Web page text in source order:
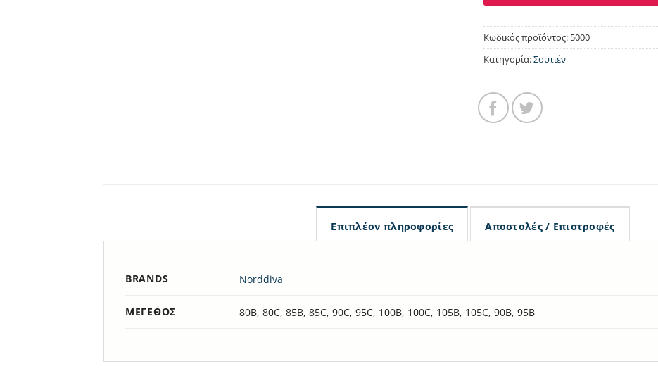
Κωδικός προϊόντος: 5000
Κατηγορία:Σουτιέν
Επιπλέον πληροφορίες Αποστολές / Επιστροφές
BRANDS Norddiva
ΜΈΓΕΘΟΣ 80B, 80C, 85B, 85C, 90C, 95C, 100B, 100C, 105B, 105C, 90B, 95B